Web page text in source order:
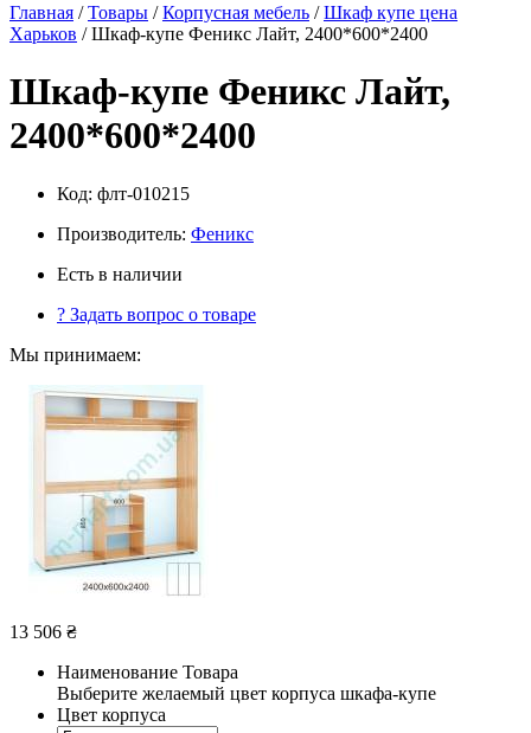
Главная /Товары /Корпусная мебель /Шкаф купе цена
Харьков / Шкаф-купе Феникс Лайт, 2400*600*2400
Шкаф-купе Феникс Лайт,
2400*600*2400
Код: флт-010215
Производитель: Феникс
Есть в наличии
? Задать вопрос о товаре
Мы принимаем:
13 506 ₴
Наименование Товара
Выберите желаемый цвет корпуса шкафа-купе
Цвет корпуса